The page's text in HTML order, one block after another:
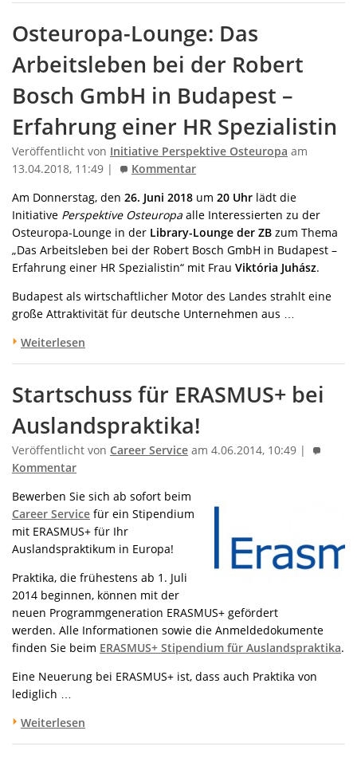
Osteuropa-Lounge: Das
Arbeitsleben bei der Robert
Bosch GmbH in Budapest –
Erfahrung einer HR Spezialistin
Veröffentlicht von Initiative Perspektive Osteuropa am
13.04.2018, 11:49 |
Kommentar
Am Donnerstag, den 26. Juni 2018 um 20 Uhr lädt die
Initiative Perspektive Osteuropa alle Interessierten zu der
Osteuropa-Lounge in der Library-Lounge der ZB zum Thema
„Das Arbeitsleben bei der Robert Bosch GmbH in Budapest –
Erfahrung einer HR Spezialistin“ mit Frau Viktória Juhász.
Budapest als wirtschaftlicher Motor des Landes strahlt eine
große Attraktivität für deutsche Unternehmen aus …
Weiterlesen
Startschuss für ERASMUS+ bei
Auslandspraktika!
Veröffentlicht von Career Service am 4.06.2014, 10:49 |
Kommentar
Bewerben Sie sich ab sofort beim
Career Service für ein Stipendium
mit ERASMUS+ für Ihr
Auslandspraktikum in Europa!
Praktika, die frühestens ab 1. Juli
2014 beginnen, können mit der
neuen Programmgeneration ERASMUS+ gefördert
werden. Alle Informationen sowie die Anmeldedokumente
finden Sie beim ERASMUS+ Stipendium für Auslandspraktika.
Eine Neuerung bei ERASMUS+ ist, dass auch Praktika von
lediglich …
Weiterlesen